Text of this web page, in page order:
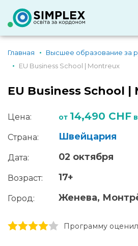
Главная Высшее образование за
EU Business School | Montreux
EU Business School
Цена: от 14,490 CHF
Страна: Швейцария
Дата: 02 октября
Возраст: 17+
Город: Женева,
5 stars
4 stars
3 stars
2 stars
1 stars Программу